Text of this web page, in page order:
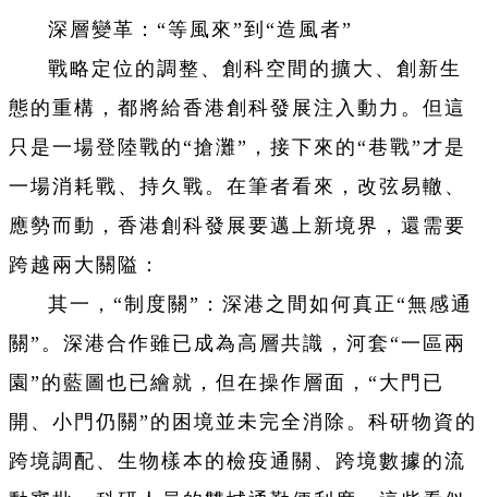
深層變革：“等風來”到“造風者”
戰略定位的調整、創科空間的擴大、創新生
態的重構，都將給香港創科發展注入動力。但這
只是一場登陸戰的“搶灘”，接下來的“巷戰”才是
一場消耗戰、持久戰。在筆者看來，改弦易轍、
應勢而動，香港創科發展要邁上新境界，還需要
跨越兩大關隘：
其一，“制度關”：深港之間如何真正“無感通
關”。深港合作雖已成為高層共識，河套“一區兩
園”的藍圖也已繪就，但在操作層面，“大門已
開、小門仍關”的困境並未完全消除。科研物資的
跨境調配、生物樣本的檢疫通關、跨境數據的流